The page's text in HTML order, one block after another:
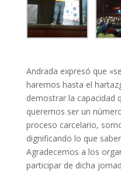
Andrada expresó que
haremos hasta el
demostrar la capacidad
queremos ser un
proceso carcelario,
dignificando lo que
Agradecemos a los
participar de dicha